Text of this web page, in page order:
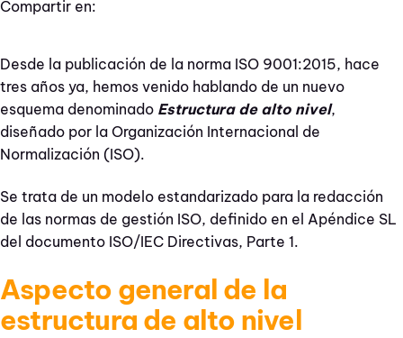
Compartir en:
Desde la publicación de la norma ISO 9001:2015, hace
tres años ya, hemos venido hablando de un nuevo
esquema denominado Estructura de alto nivel,
diseñado por la Organización Internacional de
Normalización (ISO).
Se trata de un modelo estandarizado para la redacción
de las normas de gestión ISO, definido en el Apéndice SL
del documento ISO/IEC Directivas, Parte 1.
Aspecto general de la
estructura de alto nivel